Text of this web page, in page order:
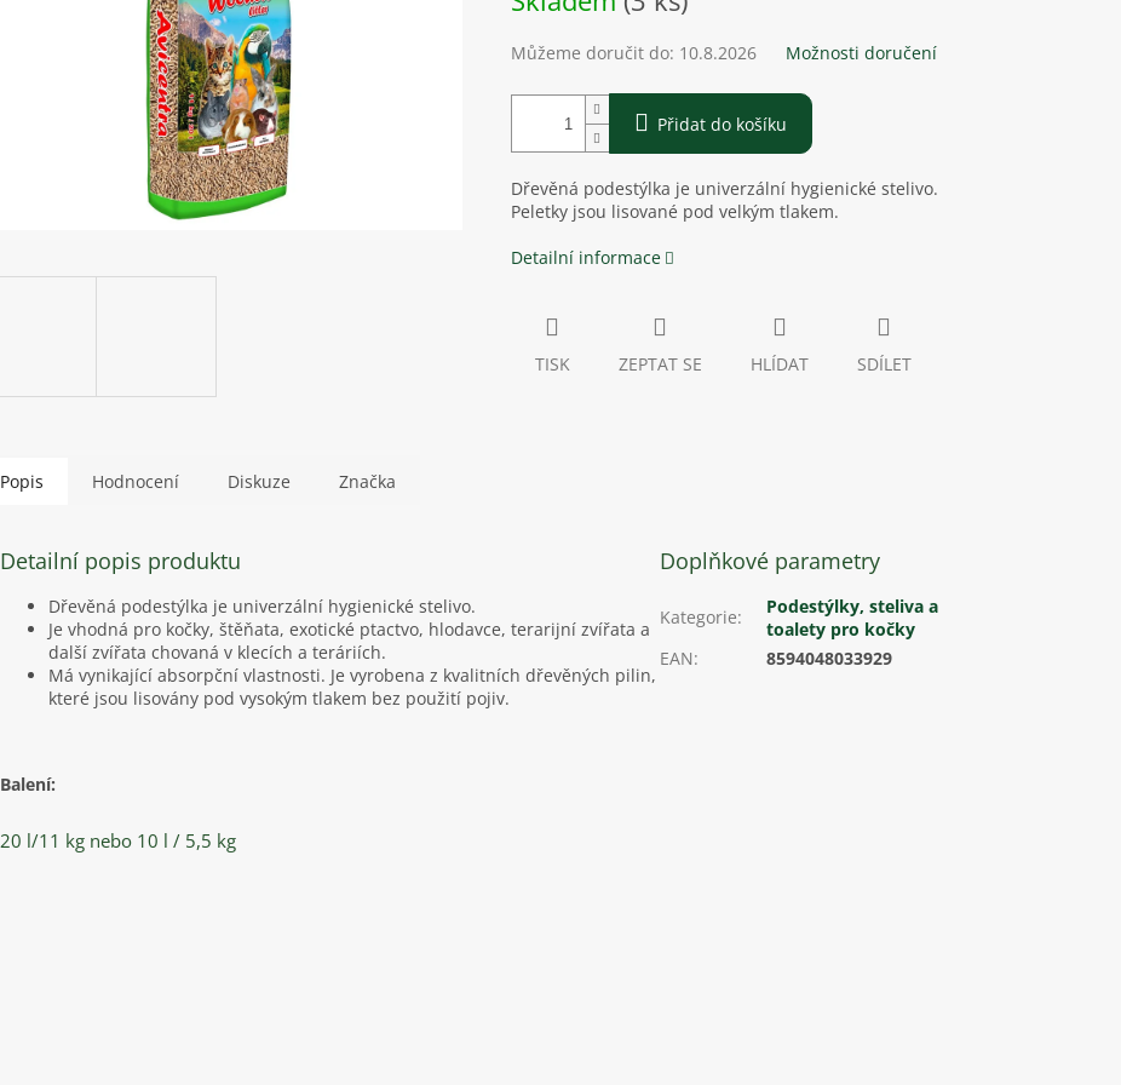
Můžeme doručit do: 10.8.2026 Možnosti doručení
Přidat do košíku
Dřevěná podestýlka je univerzální hygienické stelivo.
Peletky jsou lisované pod velkým tlakem.
Detailní informace
TISK ZEPTAT SE HLÍDAT SDÍLET
Popis Hodnocení Diskuze Značka
Detailní popis produktu
Dřevěná podestýlka je univerzální hygienické stelivo.
Je vhodná pro kočky, štěňata, exotické ptactvo, hlodavce, terarijní zvířata a
další zvířata chovaná v klecích a teráriích.
Má vynikající absorpční vlastnosti. Je vyrobena z kvalitních dřevěných pilin,
které jsou lisovány pod vysokým tlakem bez použití pojiv.
Balení:
20 l/11 kg nebo 10 l / 5,5 kg
Doplňkové parametry
Kategorie:
Podestýlky, steliva a
toalety pro kočky
EAN: 8594048033929